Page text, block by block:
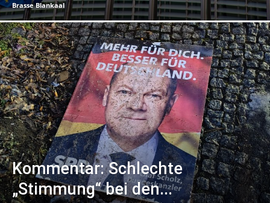
Brasse Blankaal
Kommentar: Schlechte
„Stimmung“ bei den...